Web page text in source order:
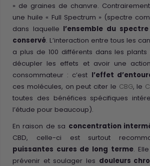
» de graines de chanvre.
une huile « Full Spectrum » (spectre
dans laquelle l’ensemble du
conservé. L’interaction entre tous les
a plus de 100 différents dans les
décupler les effets et avoir une
consommateur : c’est l’effet
ces molécules, on peut citer le CBG, le
toutes des bénéfices spécifiques
l’étude pour beaucoup).
En raison de sa concentration
CBD, celle-ci est surtout
puissantes cures de long terme.
prévenir et soulager les douleurs